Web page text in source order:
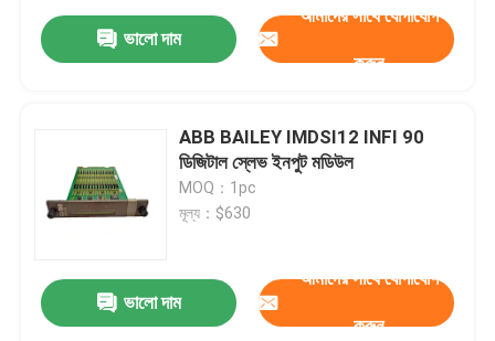
ভালো দাম
আমাদের সাথে যোগাযোগ
করুন
ABB BAILEY IMDSI12 INFI 90
ডিজিটাল স্লেভ ইনপুট মডিউল
MOQ：1pc
মূল্য：$630
ভালো দাম
আমাদের সাথে যোগাযোগ
করুন